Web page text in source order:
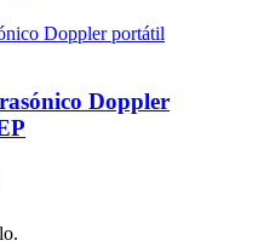
Doppler